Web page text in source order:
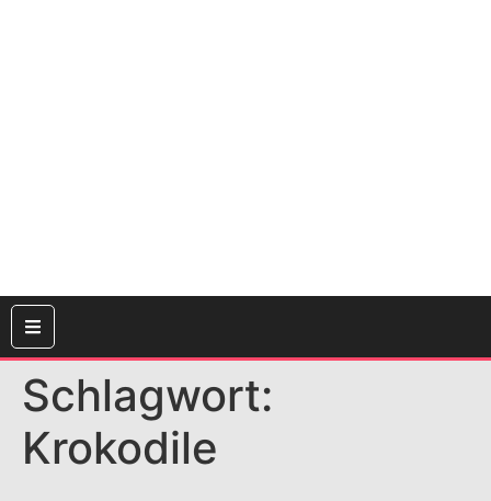
Schlagwort:
Krokodile